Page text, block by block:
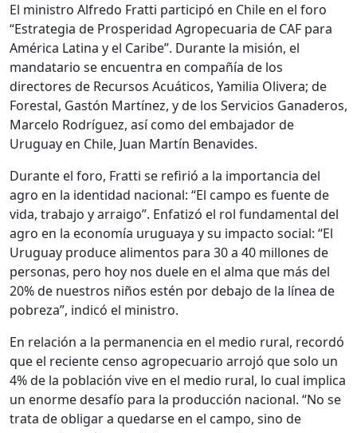
El ministro Alfredo Fratti participó en Chile en el foro
“Estrategia de Prosperidad Agropecuaria de CAF para
América Latina y el Caribe”. Durante la misión, el
mandatario se encuentra en compañía de los
directores de Recursos Acuáticos, Yamilia Olivera; de
Forestal, Gastón Martínez, y de los Servicios Ganaderos,
Marcelo Rodríguez, así como del embajador de
Uruguay en Chile, Juan Martín Benavides.
Durante el foro, Fratti se refirió a la importancia del
agro en la identidad nacional: “El campo es fuente de
vida, trabajo y arraigo”. Enfatizó el rol fundamental del
agro en la economía uruguaya y su impacto social: “El
Uruguay produce alimentos para 30 a 40 millones de
personas, pero hoy nos duele en el alma que más del
20% de nuestros niños estén por debajo de la línea de
pobreza”, indicó el ministro.
En relación a la permanencia en el medio rural, recordó
que el reciente censo agropecuario arrojó que solo un
4% de la población vive en el medio rural, lo cual implica
un enorme desafío para la producción nacional. “No se
trata de obligar a quedarse en el campo, sino de